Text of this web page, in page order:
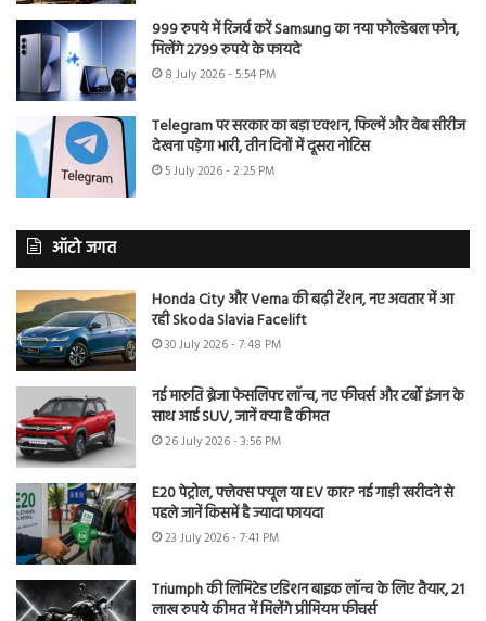
999 रुपये में रिजर्व करें Samsung का नया फोल्डेबल फोन,
मिलेंगे 2799 रुपये के फायदे
8 July 2026 - 5:54 PM
Telegram पर सरकार का बड़ा एक्शन, फिल्में और वेब सीरीज
देखना पड़ेगा भारी, तीन दिनों में दूसरा नोटिस
5 July 2026 - 2:25 PM
ऑटो जगत
Honda City और Verna की बढ़ी टेंशन, नए अवतार में आ
रही Skoda Slavia Facelift
30 July 2026 - 7:48 PM
नई मारुति ब्रेजा फेसलिफ्ट लॉन्च, नए फीचर्स और टर्बो इंजन के
साथ आई SUV, जानें क्या है कीमत
26 July 2026 - 3:56 PM
E20 पेट्रोल, फ्लेक्स फ्यूल या EV कार? नई गाड़ी खरीदने से
पहले जानें किसमें है ज्यादा फायदा
23 July 2026 - 7:41 PM
Triumph की लिमिटेड एडिशन बाइक लॉन्च के लिए तैयार, 21
लाख रुपये कीमत में मिलेंगे प्रीमियम फीचर्स